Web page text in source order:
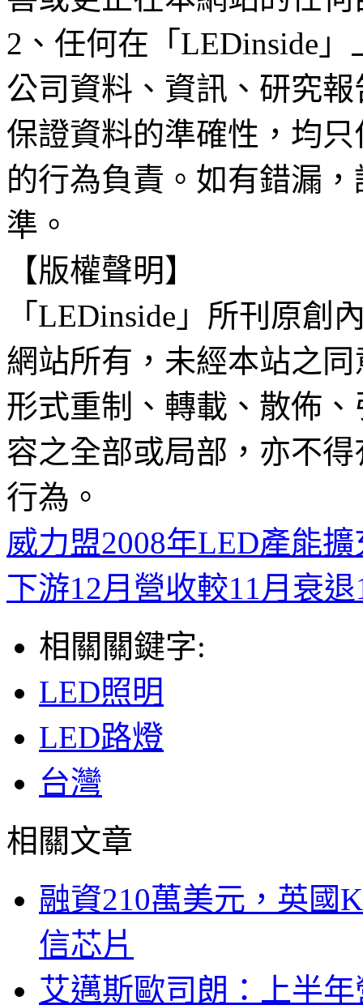
2、任何在「LEDinside
公司資料、資訊、研究
保證資料的準確性，均
的行為負責。如有錯漏
準。
【版權聲明】
「LEDinside」所刊原創
網站所有，未經本站之
形式重制、轉載、散佈
容之全部或局部，亦不
行為。
威力盟2008年LED產能
下游12月營收較11月衰
相關關鍵字:
LED照明
LED路燈
台灣
相關文章
融資210萬美元，英國
信芯片
艾邁斯歐司朗：上半